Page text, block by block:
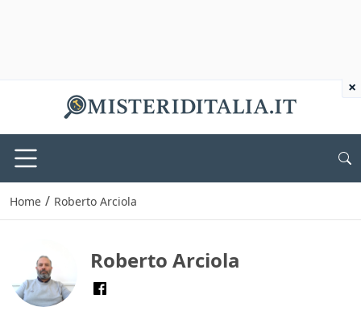
Home / Roberto Arciola
Roberto Arciola
×